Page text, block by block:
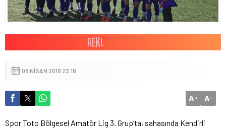
08 NISAN 2018 23:18
A+ A-
Spor Toto Bölgesel Amatör Lig 3. Grup’ta, sahasında Kendirli